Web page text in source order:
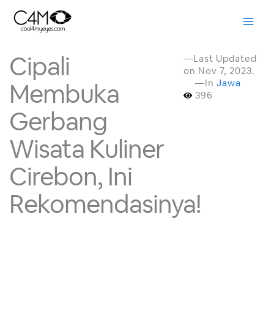
content
Cipali
Membuka
Gerbang
Wisata Kuliner
Cirebon, Ini
Rekomendasinya!
—Last Updated
on Nov 7, 2023.
—In Jawa
396